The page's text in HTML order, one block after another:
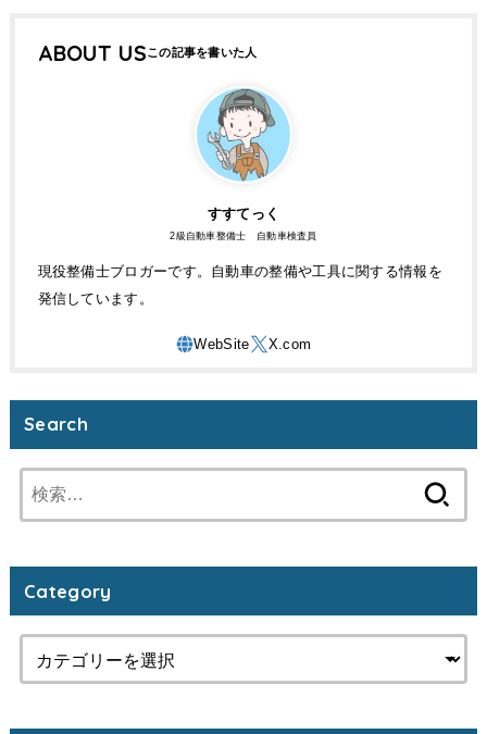
ABOUT US
すすてっく
2級自動車整備士 自動車検査員
現役整備士ブロガーです。自動車の整備や工具に関する情報を
発信しています。
Search
索:
Category